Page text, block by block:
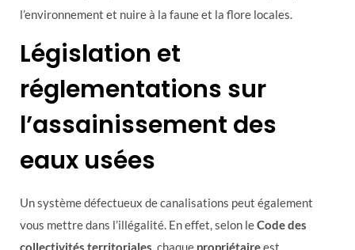
l’environnement et nuire à la faune et la flore locales.
Législation et
réglementations sur
l’assainissement des
eaux usées
Un système défectueux de canalisations peut également
vous mettre dans l’illégalité. En effet, selon leCode des
collectivités territoriales , chaque propriétaireest